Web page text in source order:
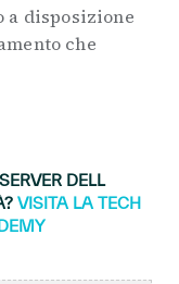
a disposizione
che
DELL
VISITA LA TECH